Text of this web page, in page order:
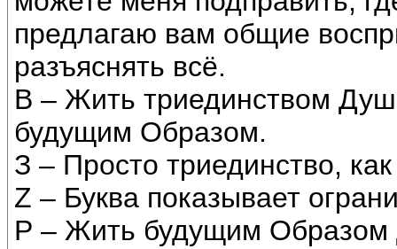
предлагаю вам общие
разъяснять всё.
В – Жить триединством
будущим Образом.
З – Просто триединство,
Z – Буква показывает
Р – Жить будущим Образом